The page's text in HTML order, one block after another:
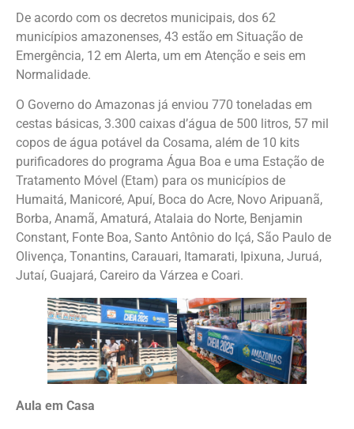
De acordo com os decretos municipais, dos 62
municípios amazonenses, 43 estão em Situação de
Emergência, 12 em Alerta, um em Atenção e seis em
Normalidade.
O Governo do Amazonas já enviou 770 toneladas em
cestas básicas, 3.300 caixas d’água de 500 litros, 57 mil
copos de água potável da Cosama, além de 10 kits
purificadores do programa Água Boa e uma Estação de
Tratamento Móvel (Etam) para os municípios de
Humaitá, Manicoré, Apuí, Boca do Acre, Novo Aripuanã,
Borba, Anamã, Amaturá, Atalaia do Norte, Benjamin
Constant, Fonte Boa, Santo Antônio do Içá, São Paulo de
Olivença, Tonantins, Carauari, Itamarati, Ipixuna, Juruá,
Jutaí, Guajará, Careiro da Várzea e Coari.
Aula em Casa